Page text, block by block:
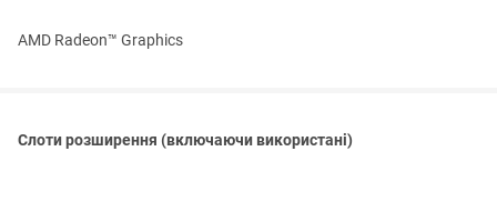
AMD Radeon™ Graphics
Слоти розширення (включаючи використані)